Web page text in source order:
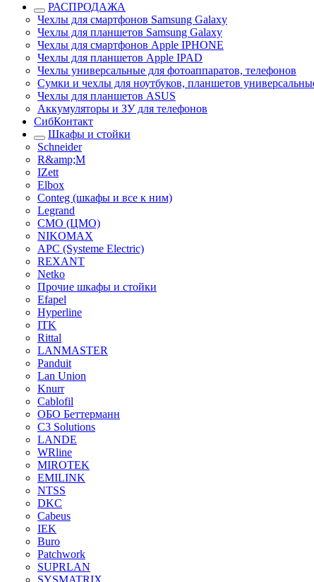
РАСПРОДАЖА
Чехлы для смартфонов Samsung Galaxy
Чехлы для планшетов Samsung Galaxy
Чехлы для смартфонов Apple IPHONE
Чехлы для планшетов Apple IPAD
Чехлы универсальные для фотоаппаратов, телефонов
Сумки и чехлы для ноутбуков, планшетов
Чехлы для планшетов ASUS
Аккумуляторы и ЗУ для телефонов
СибКонтакт
Шкафы и стойки
Schneider
R&amp;M
IZett
Elbox
Conteg (шкафы и все к ним)
Legrand
CMO (ЦМО)
NIKOMAX
APC (Systeme Electric)
REXANT
Netko
Прочие шкафы и стойки
Efapel
Hyperline
ITK
Rittal
LANMASTER
Panduit
Lan Union
Knurr
Cablofil
ОБО Беттерманн
C3 Solutions
LANDE
WRline
MIROTEK
EMILINK
NTSS
DKC
Cabeus
IEK
Buro
Patchwork
SUPRLAN
SYSMATRIX